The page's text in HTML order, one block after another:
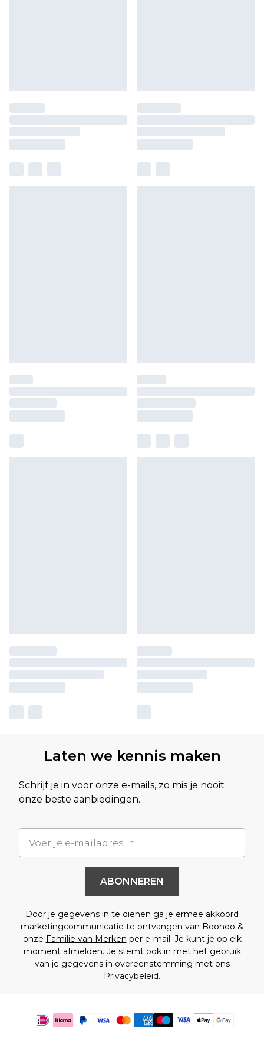
Laten we kennis maken
Schrijf je in voor onze e-mails, zo mis je nooit
onze beste aanbiedingen.
ABONNEREN
Door je gegevens in te dienen ga je ermee akkoord
marketingcommunicatie te ontvangen van Boohoo &
onze Familie van Merken per e-mail. Je kunt je op elk
moment afmelden. Je stemt ook in met het gebruik
van je gegevens in overeenstemming met ons
Privacybeleid.